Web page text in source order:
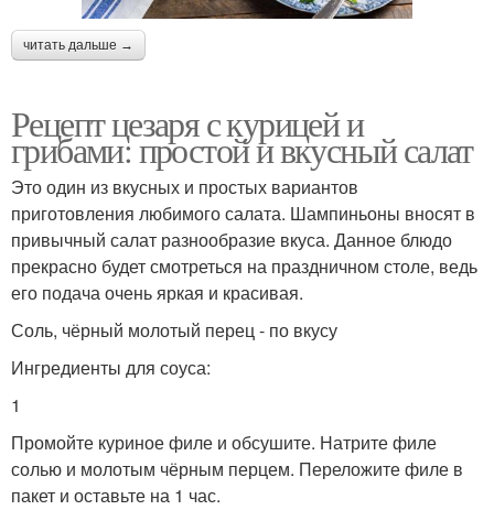
читать дальше →
Рецепт цезаря с курицей и
грибами: простой и вкусный салат
Это один из вкусных и простых вариантов
приготовления любимого салата. Шампиньоны вносят в
привычный салат разнообразие вкуса. Данное блюдо
прекрасно будет смотреться на праздничном столе, ведь
его подача очень яркая и красивая.
Соль, чёрный молотый перец - по вкусу
Ингредиенты для соуса:
1
Промойте куриное филе и обсушите. Натрите филе
солью и молотым чёрным перцем. Переложите филе в
пакет и оставьте на 1 час.